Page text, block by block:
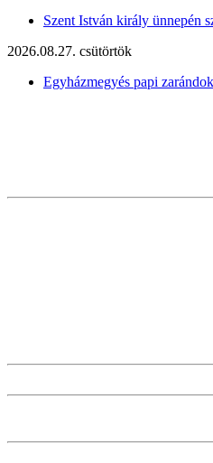
Szent István király ünnepén
2026.08.27. csütörtök
Egyházmegyés papi